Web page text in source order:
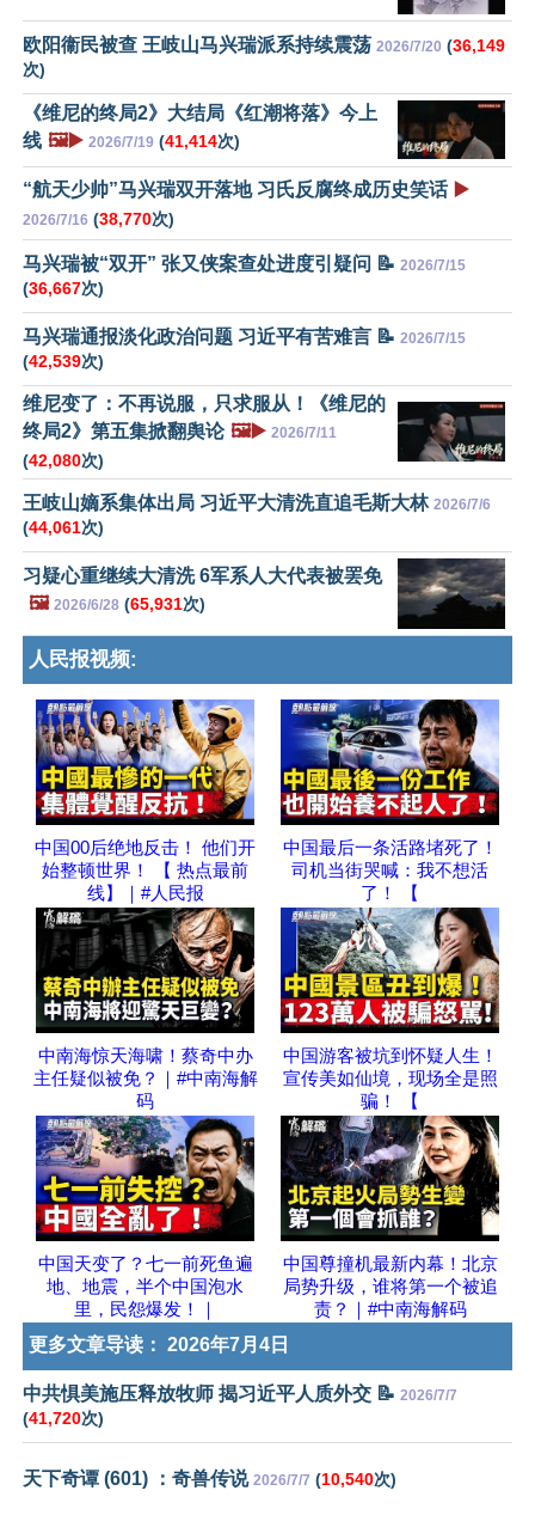
欧阳衞民被查 王岐山马兴瑞派系持续震荡 2026/7/20 (36,149
次)
《维尼的终局2》大结局《红潮将落》今上
线 🖼️▶️ 2026/7/19 (41,414次)
“航天少帅”马兴瑞双开落地 习氏反腐终成历史笑话 ▶️
2026/7/16 (38,770次)
马兴瑞被“双开” 张又侠案查处进度引疑问 📝 2026/7/15
(36,667次)
马兴瑞通报淡化政治问题 习近平有苦难言 📝 2026/7/15
(42,539次)
维尼变了：不再说服，只求服从！《维尼的
终局2》第五集掀翻舆论 🖼️▶️ 2026/7/11
(42,080次)
王岐山嫡系集体出局 习近平大清洗直追毛斯大林 2026/7/6
(44,061次)
习疑心重继续大清洗 6军系人大代表被罢免
🖼️ 2026/6/28 (65,931次)
人民报视频:
中国00后绝地反击！ 他们开
始整顿世界！ 【 热点最前
线】｜#人民报
中国最后一条活路堵死了！
司机当街哭喊：我不想活
了！ 【
中南海惊天海啸！蔡奇中办
主任疑似被免？｜#中南海解
码
中国游客被坑到怀疑人生！
宣传美如仙境，现场全是照
骗！ 【
中国天变了？七一前死鱼遍
地、地震，半个中国泡水
里，民怨爆发！｜
中国尊撞机最新内幕！北京
局势升级，谁将第一个被追
责？｜#中南海解码
更多文章导读： 2026年7月4日
中共惧美施压释放牧师 揭习近平人质外交 📝 2026/7/7
(41,720次)
天下奇谭 (601) ：奇兽传说 2026/7/7 (10,540次)